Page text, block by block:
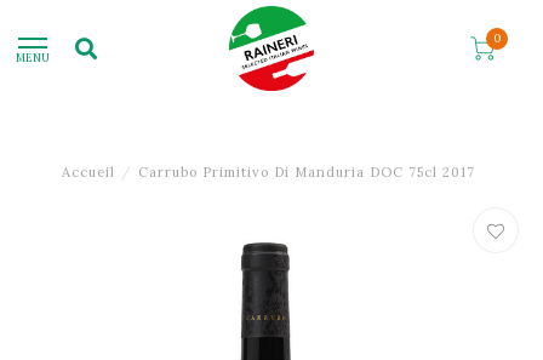
MENU
0
Accueil / Carrubo Primitivo Di Manduria DOC 75cl 2017